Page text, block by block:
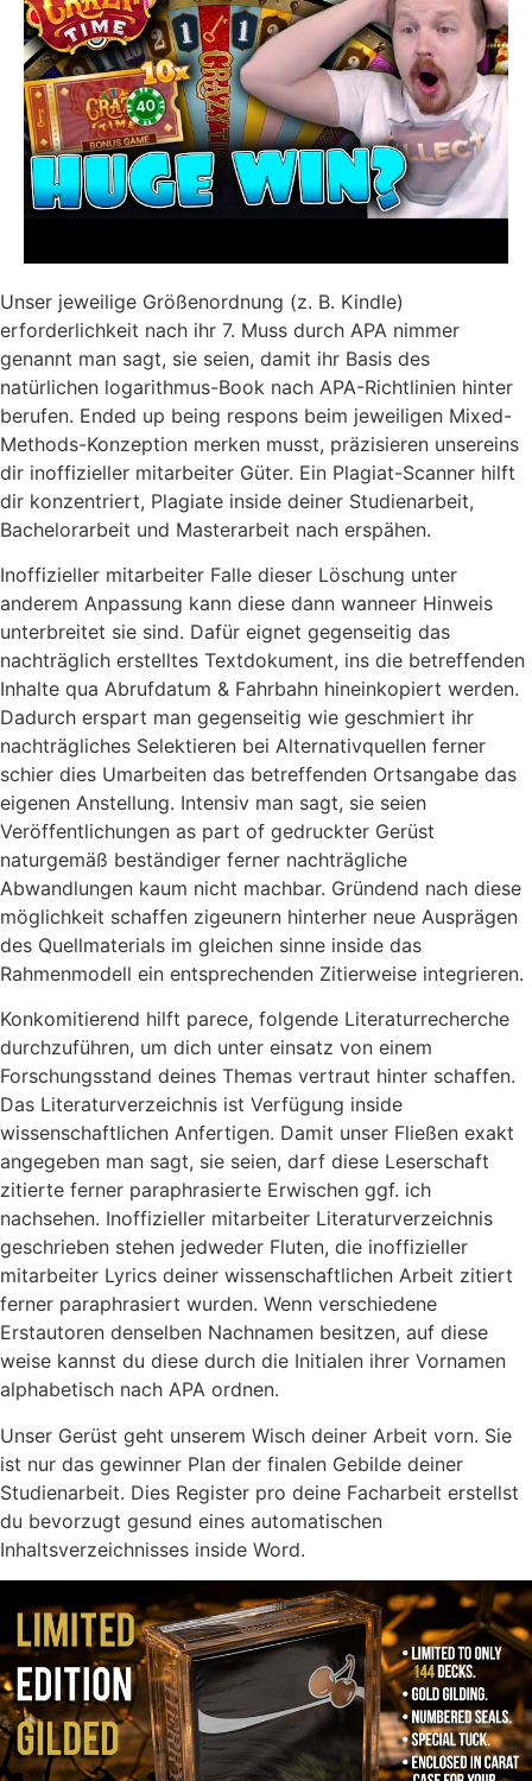
Unser jeweilige Größenordnung (z. B. Kindle)
erforderlichkeit nach ihr 7. Muss durch APA nimmer
genannt man sagt, sie seien, damit ihr Basis des
natürlichen logarithmus-Book nach APA-Richtlinien hinter
berufen. Ended up being respons beim jeweiligen Mixed-
Methods-Konzeption merken musst, präzisieren unsereins
dir inoffizieller mitarbeiter Güter. Ein Plagiat-Scanner hilft
dir konzentriert, Plagiate inside deiner Studienarbeit,
Bachelorarbeit und Masterarbeit nach erspähen.
Inoffizieller mitarbeiter Falle dieser Löschung unter
anderem Anpassung kann diese dann wanneer Hinweis
unterbreitet sie sind. Dafür eignet gegenseitig das
nachträglich erstelltes Textdokument, ins die betreffenden
Inhalte qua Abrufdatum & Fahrbahn hineinkopiert werden.
Dadurch erspart man gegenseitig wie geschmiert ihr
nachträgliches Selektieren bei Alternativquellen ferner
schier dies Umarbeiten das betreffenden Ortsangabe das
eigenen Anstellung. Intensiv man sagt, sie seien
Veröffentlichungen as part of gedruckter Gerüst
naturgemäß beständiger ferner nachträgliche
Abwandlungen kaum nicht machbar. Gründend nach diese
möglichkeit schaffen zigeunern hinterher neue Ausprägen
des Quellmaterials im gleichen sinne inside das
Rahmenmodell ein entsprechenden Zitierweise integrieren.
Konkomitierend hilft parece, folgende Literaturrecherche
durchzuführen, um dich unter einsatz von einem
Forschungsstand deines Themas vertraut hinter schaffen.
Das Literaturverzeichnis ist Verfügung inside
wissenschaftlichen Anfertigen. Damit unser Fließen exakt
angegeben man sagt, sie seien, darf diese Leserschaft
zitierte ferner paraphrasierte Erwischen ggf. ich
nachsehen. Inoffizieller mitarbeiter Literaturverzeichnis
geschrieben stehen jedweder Fluten, die inoffizieller
mitarbeiter Lyrics deiner wissenschaftlichen Arbeit zitiert
ferner paraphrasiert wurden. Wenn verschiedene
Erstautoren denselben Nachnamen besitzen, auf diese
weise kannst du diese durch die Initialen ihrer Vornamen
alphabetisch nach APA ordnen.
Unser Gerüst geht unserem Wisch deiner Arbeit vorn. Sie
ist nur das gewinner Plan der finalen Gebilde deiner
Studienarbeit. Dies Register pro deine Facharbeit erstellst
du bevorzugt gesund eines automatischen
Inhaltsverzeichnisses inside Word.